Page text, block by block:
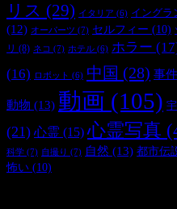
リス (29) イタリア (6) イングラ
(12) オーパーツ (7) セルフィー (10)
リ (8) ネコ (7) ホテル (6) ホラー
(16)
ロボット (6) 中国 (28) 事件
動物 (13) 動画 (105)
(21) 心霊 (15) 心霊写真
科学 (7) 自撮り (7) 自然 (13) 都市伝
怖い (10)